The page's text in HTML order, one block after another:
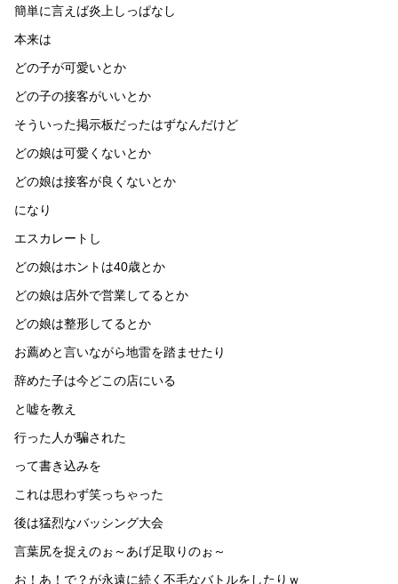
簡単に言えば炎上しっぱなし
本来は
どの子が可愛いとか
どの子の接客がいいとか
そういった掲示板だったはずなんだけど
どの娘は可愛くないとか
どの娘は接客が良くないとか
になり
エスカレートし
どの娘はホントは40歳とか
どの娘は店外で営業してるとか
どの娘は整形してるとか
お薦めと言いながら地雷を踏ませたり
辞めた子は今どこの店にいる
と嘘を教え
行った人が騙された
って書き込みを
これは思わず笑っちゃった
後は猛烈なバッシング大会
言葉尻を捉えのぉ～あげ足取りのぉ～
お！あ！で？が永遠に続く不毛なバトルをしたりｗ